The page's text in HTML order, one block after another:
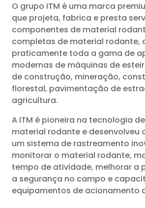
O grupo ITM é uma marca
que projeta, fabrica e presta
componentes de material
completas de material rodante,
praticamente toda a gama de
modernas de máquinas de
de construção, mineração,
florestal, pavimentação de
agricultura.
A ITM é pioneira na tecnologia
material rodante e desenvolveu o
um sistema de rastreamento
monitorar o material rodante,
tempo de atividade, melhorar a
a segurança no campo e
equipamentos de acionamento